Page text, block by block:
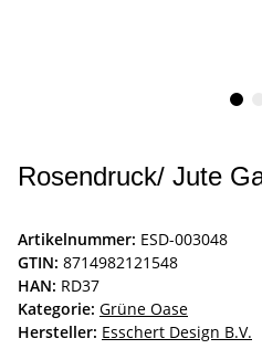
Rosendruck/ Jute
Artikelnummer: ESD-003048
GTIN: 8714982121548
HAN: RD37
Kategorie: Grüne Oase
Hersteller: Esschert Design B.V.